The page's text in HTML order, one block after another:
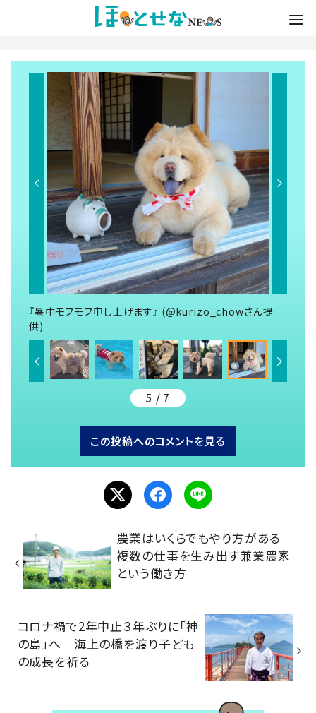
『暑中モフモフ申し上げます』 (@kurizo_chowさん提
供)
5 / 7
この投稿へのコメントを見る
農業はいくらでもやり方がある
複数の仕事を生み出す兼業農家
という働き方
コロナ禍で2年中止３年ぶりに「神
の島」へ 海上の橋を渡り子ども
の成長を祈る